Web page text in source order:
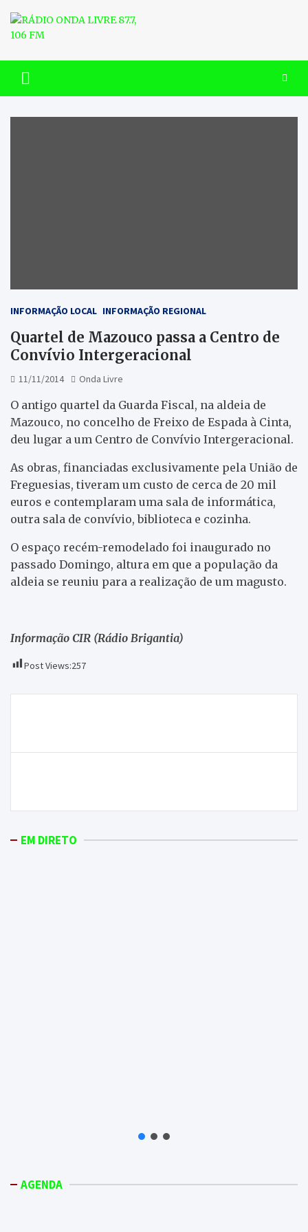
content
RÁDIO ONDA LIVRE 87.7, 106
FM
INFORMAÇÃO LOCAL INFORMAÇÃO REGIONAL
Quartel de Mazouco passa a Centro de
Convívio Intergeracional
11/11/2014 Onda Livre
O antigo quartel da Guarda Fiscal, na aldeia de
Mazouco, no concelho de Freixo de Espada à Cinta,
deu lugar a um Centro de Convívio Intergeracional.
As obras, financiadas exclusivamente pela União de
Freguesias, tiveram um custo de cerca de 20 mil
euros e contemplaram uma sala de informática,
outra sala de convívio, biblioteca e cozinha.
O espaço recém-remodelado foi inaugurado no
passado Domingo, altura em que a população da
aldeia se reuniu para a realização de um magusto.
Informação CIR (Rádio Brigantia)
Post Views:257
artigos
EM DIRETO
AGENDA